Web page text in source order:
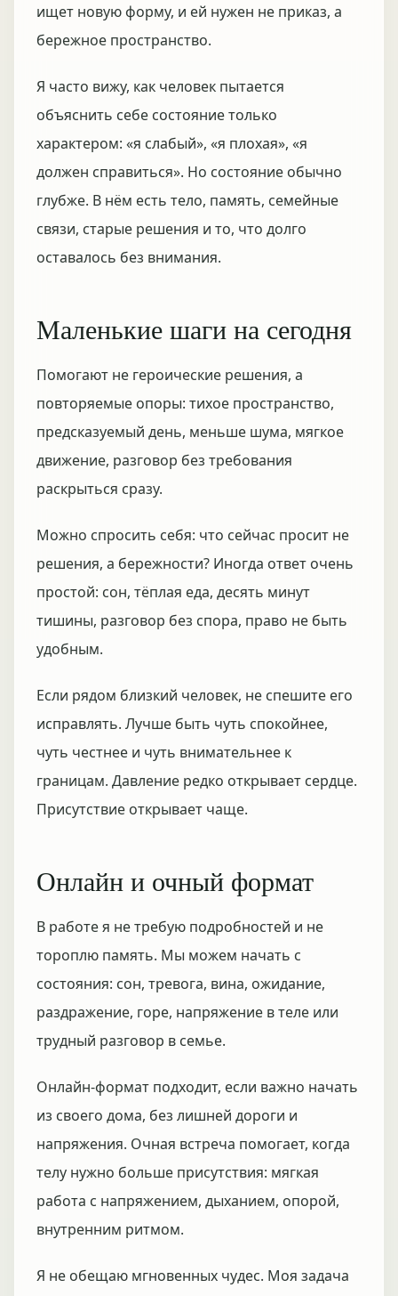
ищет новую форму, и ей нужен не приказ, а
бережное пространство.
Я часто вижу, как человек пытается
объяснить себе состояние только
характером: «я слабый», «я плохая», «я
должен справиться». Но состояние обычно
глубже. В нём есть тело, память, семейные
связи, старые решения и то, что долго
оставалось без внимания.
Маленькие шаги на сегодня
Помогают не героические решения, а
повторяемые опоры: тихое пространство,
предсказуемый день, меньше шума, мягкое
движение, разговор без требования
раскрыться сразу.
Можно спросить себя: что сейчас просит не
решения, а бережности? Иногда ответ очень
простой: сон, тёплая еда, десять минут
тишины, разговор без спора, право не быть
удобным.
Если рядом близкий человек, не спешите его
исправлять. Лучше быть чуть спокойнее,
чуть честнее и чуть внимательнее к
границам. Давление редко открывает сердце.
Присутствие открывает чаще.
Онлайн и очный формат
В работе я не требую подробностей и не
тороплю память. Мы можем начать с
состояния: сон, тревога, вина, ожидание,
раздражение, горе, напряжение в теле или
трудный разговор в семье.
Онлайн-формат подходит, если важно начать
из своего дома, без лишней дороги и
напряжения. Очная встреча помогает, когда
телу нужно больше присутствия: мягкая
работа с напряжением, дыханием, опорой,
внутренним ритмом.
Я не обещаю мгновенных чудес. Моя задача